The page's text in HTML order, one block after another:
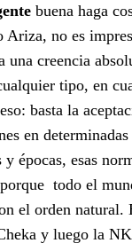
buena haga
Ariza, no es
una creencia
tipo, en
basta la
en determinadas
épocas, esas
todo el
el orden natural.
y luego la